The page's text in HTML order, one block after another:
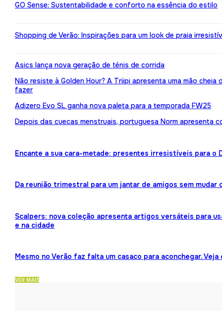
GO Sense: Sustentabilidade e conforto na essência do estilo
Shopping de Verão: Inspirações para um look de praia
Asics lança nova geração de ténis de corrida
Não resiste à Golden Hour? A Triipi apresenta uma mão
fazer
Adizero Evo SL ganha nova paleta para a temporada FW25
Depois das cuecas menstruais, portuguesa Norm apresenta
Encante a sua cara-metade: presentes irresistíveis para o
Da reunião trimestral para um jantar de amigos sem mudar
Scalpers: nova coleção apresenta artigos versáteis para
e na cidade
Mesmo no Verão faz falta um casaco para aconchegar.
VER MAIS